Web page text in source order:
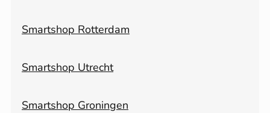
Smartshop Rotterdam
Smartshop Utrecht
Smartshop Groningen